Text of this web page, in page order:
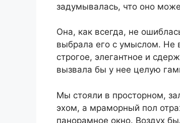
задумывалась, что оно
Она, как всегда, не
выбрала его с умыслом. Не
строгое, элегантное и
вызвала бы у нее целую
Мы стояли в просторном,
эхом, а мраморный пол
панорамное окно. Воздух